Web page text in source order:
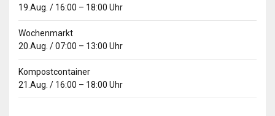
19.Aug. / 16:00 – 18:00 Uhr
Wochenmarkt
20.Aug. /07:00 – 13:00 Uhr
Kompostcontainer
21.Aug. / 16:00 – 18:00 Uhr